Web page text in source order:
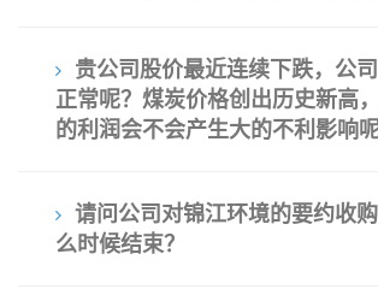
贵公司股价最近连续下跌，公
正常呢？煤炭价格创出历史新高
的利润会不会产生大的不利影响呢
请问公司对锦江环境的要约收
么时候结束？